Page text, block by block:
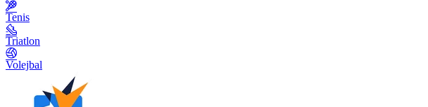
Tenis
Triatlon
Volejbal